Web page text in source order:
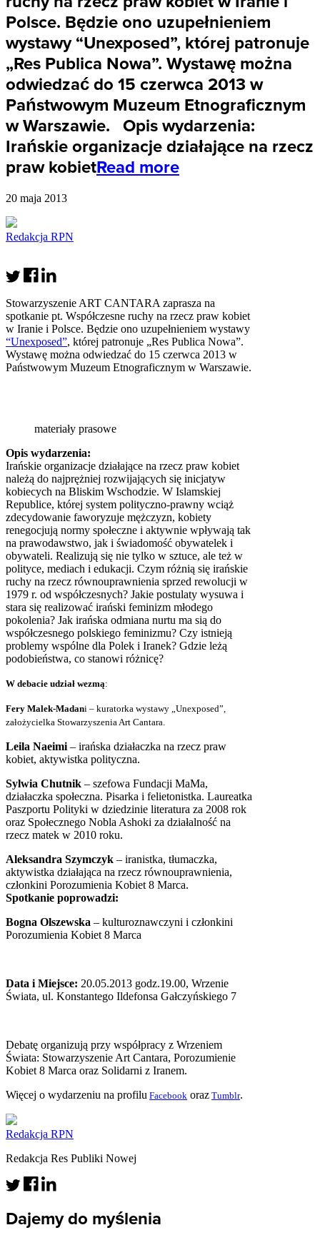
Polsce. Będzie ono uzupełnieniem
wystawy “Unexposed”, której patronuje
„Res Publica Nowa”. Wystawę można
odwiedzać do 15 czerwca 2013 w
Państwowym Muzeum Etnograficznym
w Warszawie. Opis wydarzenia:
Irańskie organizacje działające na rzecz
praw kobietRead more
20 maja 2013
Redakcja RPN
Stowarzyszenie ART CANTARA zaprasza na
spotkanie pt. Współczesne ruchy na rzecz praw kobiet
w Iranie i Polsce. Będzie ono uzupełnieniem wystawy
“Unexposed”, której patronuje „Res Publica Nowa”.
Wystawę można odwiedzać do 15 czerwca 2013 w
Państwowym Muzeum Etnograficznym w Warszawie.
materiały prasowe
Opis wydarzenia:
Irańskie organizacje działające na rzecz praw kobiet
należą do najprężniej rozwijających się inicjatyw
kobiecych na Bliskim Wschodzie. W Islamskiej
Republice, której system polityczno-prawny wciąż
zdecydowanie faworyzuje mężczyzn, kobiety
renegocjują normy społeczne i aktywnie wpływają tak
na prawodawstwo, jak i świadomość obywatelek i
obywateli. Realizują się nie tylko w sztuce, ale też w
polityce, mediach i edukacji. Czym różnią się irańskie
ruchy na rzecz równouprawnienia sprzed rewolucji w
1979 r. od współczesnych? Jakie postulaty wysuwa i
stara się realizować irański feminizm młodego
pokolenia? Jak irańska odmiana nurtu ma sią do
współczesnego polskiego feminizmu? Czy istnieją
problemy wspólne dla Polek i Iranek? Gdzie leżą
podobieństwa, co stanowi różnicę?
W debacie udział wezmą:
Fery Malek-Madani – kuratorka wystawy „Unexposed”,
założycielka Stowarzyszenia Art Cantara.
Leila Naeimi – irańska działaczka na rzecz praw
kobiet, aktywistka polityczna.
Sylwia Chutnik – szefowa Fundacji MaMa,
działaczka społeczna. Pisarka i felietonistka. Laureatka
Paszportu Polityki w dziedzinie literatura za 2008 rok
oraz Społecznego Nobla Ashoki za działalność na
rzecz matek w 2010 roku.
Aleksandra Szymczyk – iranistka, tłumaczka,
aktywistka działająca na rzecz równouprawnienia,
członkini Porozumienia Kobiet 8 Marca.
Spotkanie poprowadzi:
Bogna Olszewska – kulturoznawczyni i członkini
Porozumienia Kobiet 8 Marca
Data i Miejsce: 20.05.2013 godz.19.00, Wrzenie
Świata, ul. Konstantego Ildefonsa Gałczyńskiego 7
Debatę organizują przy współpracy z Wrzeniem
Świata: Stowarzyszenie Art Cantara, Porozumienie
Kobiet 8 Marca oraz Solidarni z Iranem.
Więcej o wydarzeniu na profilu Facebook oraz Tumblr.
Redakcja RPN
Redakcja Res Publiki Nowej
Dajemy do myślenia